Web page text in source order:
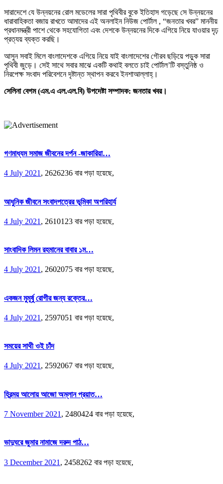
সারাদেশে যে উন্নয়নের রোল মডেলের সারা পৃথিবীর বুকে ইতিহাস গড়েছে সে উন্নয়নের
ধারাবাহিকতা বজায় রাখতে আমাদের এই অনলাইন নিউজ পোর্টাল , “জনতার খবর” মাননীয়
প্রধানমন্ত্রী পাশে থেকে সহযোগিতা এবং দেশকে উন্নয়নের দিকে এগিয়ে নিয়ে যাওয়ার দৃঢ়
প্রত্যয় ব্যক্ত করছি।
আসুন সবাই মিলে বাংলাদেশকে এগিয়ে নিয়ে যাই বাংলাদেশের গৌরব ছড়িয়ে পড়ুক সারা
পৃথিবী জুড়ে। সেই সাথে সবার মাঝে একটি কথাই বলতে চাই পোর্টাল’টি বস্তুনিষ্ঠ ও
নিরপেক্ষ সংবাদ পরিবেশনে দৃষ্টান্ত স্থাপন করবে ইনশাআল্লাহ্।
সেলিনা বেগম (এম.এ এল.এল.বি) উপদেষ্টা সম্পাদক: জনতার খবর।
গণমাধ্যম সমাজ জীবনের দর্পন -জাকারিয়া…
4 July 2021 , 2626236 বার পড়া হয়েছে,
আধুনিক জীবনে সংবাদপত্রের ভূমিকা অপরিহার্য
4 July 2021 , 2610123 বার পড়া হয়েছে,
সাংবাদিক লিমন রহমানের বাবার ১ম…
4 July 2021, 2602075 বার পড়া হয়েছে,
একজন মুমূর্ষু রোগীর জন্য রক্তের…
4 July 2021 , 2597051 বার পড়া হয়েছে,
সময়ের সাথী ওই চাঁদ
4 July 2021, 2592067 বার পড়া হয়েছে,
হিরন্ময় আলোয় আজো অম্লান প্রয়াত…
7 November 2021 , 2480424 বার পড়া হয়েছে,
ভাদুঘরে জুমার নামাজে দরুদ পাঠ…
3 December 2021 , 2458262 বার পড়া হয়েছে,